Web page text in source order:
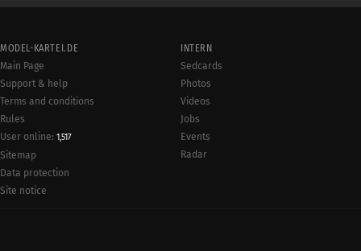
MODEL-KARTEI.DE
Main Page
Support & help
Terms and conditions
Rules
User online: 1,517
Sitemap
Data protection
Site notice
INTERN
Sedcards
Photos
Videos
Jobs
Events
Radar